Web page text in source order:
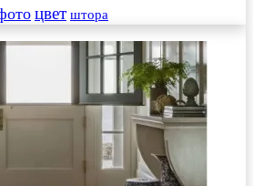
цвет штора